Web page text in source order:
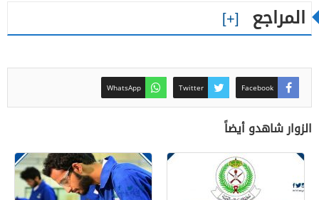
المراجع
Facebook
Twitter
WhatsApp
الزوار شاهدو أيضاً